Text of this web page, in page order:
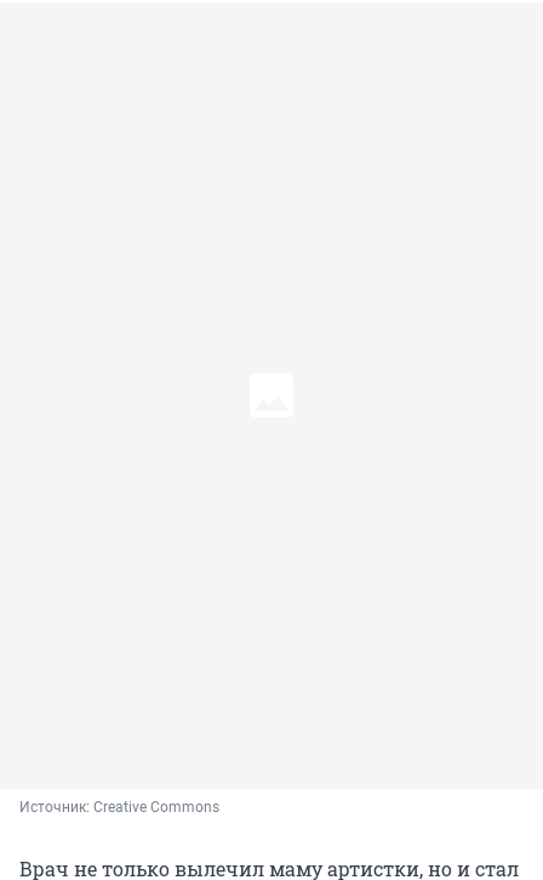
Источник: Creative Commons
Врач не только вылечил маму артистки, но и стал